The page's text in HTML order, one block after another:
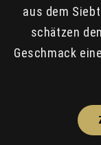
aus dem
schätzen
Geschmack